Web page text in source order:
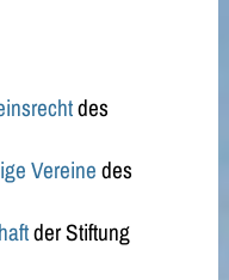
des
Vereinedes
der Stiftung